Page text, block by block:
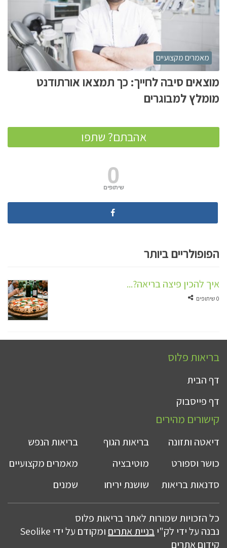
מאמרים מקצועיים
מוצאים סיבה לחייך: כך תמצאו אורתודנט
מומלץ למבוגרים
אהבתם? שתפו
0
שיתופים
הפופולריים ביותר
איך להכין פיצה בריאה?...
0 שיתופים
בריאות פלוס
דף הבית
דף פייסבוק
קישורים מהירים
דיאטה ותזונה בריאות הגוף
בריאות הנפש
כושר וספורט
מוטיבציה
מאמרים מקצועיים
סדנאות בריאות
שושנת יריחו שמנים
כל הזכויות שמורות לאתר בריאות פלוס
נבנה על ידי לק"יבניית אתרים ומקודם על ידי Seolike
קידום אתרים